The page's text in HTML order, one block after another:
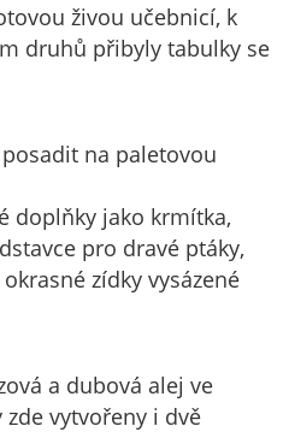
živou učebnicí, k
druhů přibyly tabulky se
na paletovou
doplňky jako krmítka,
pro dravé ptáky,
zídky vysázené
a dubová alej ve
vytvořeny i dvě